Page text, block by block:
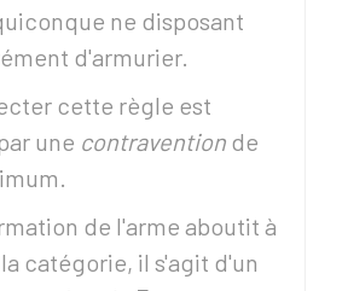
ne disposant
d'armurier.
cette règle est
une contravention de
de l'arme aboutit à
catégorie, il s'agit d'un